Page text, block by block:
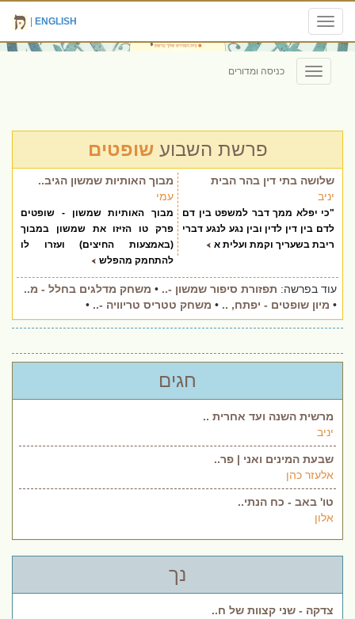
Toggle
navigation
ENGLISH
Toggle
navigation
כניסה ומדורים
פרשת השבועשופטים
שלושה בתי דין בהר הבית
יניב
"כי יפלא ממך דבר למשפט בין דם
לדם בין דין לדין ובין נגע לנגע דברי
ריבת בשעריך וקמת ועלית א
מבוך האותיות שמשון הגיב..
עמי
מבוך האותיות שמשון - שופטים
פרק טו הזיזו את שמשון במבוך
(באמצעות החיצים) ועזרו לו
להתחמק מהפלש
עוד בפרשה: תפזורת סיפור שמשון -.. • משחק מדלגים בחלל - מ..
• מיון שופטים - יפתח, .. • משחק טטריס טריוויה -.. •
חגים
מרשית השנה ועד אחרית ..
יניב
שבעת המינים ואני | פר..
אלעזר כהן
טו' באב - כח הנתי..
אלון
נך
צדקה - שני קצוות של ח..